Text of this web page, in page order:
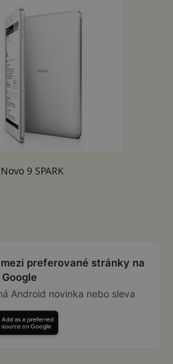
9 SPARK
preferované stránky na
Google
Android novinka nebo sleva